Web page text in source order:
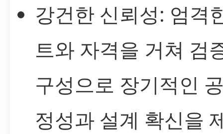
강건한 신뢰성: 엄격
트와 자격을 거쳐 검
구성으로 장기적인
정성과 설계 확신을